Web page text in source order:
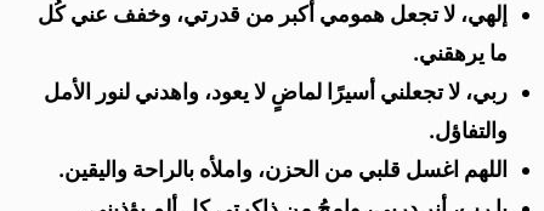
إلهي، لا تجعل همومي أكبر من قدرتي، وخفف عني كُل
ما يرهقني.
ربي، لا تجعلني أسيرًا لماضٍ لا يعود، واهدني لنور الأمل
والتفاؤل.
اللهم اغسل قلبي من الحزن، واملأه بالراحة واليقين.